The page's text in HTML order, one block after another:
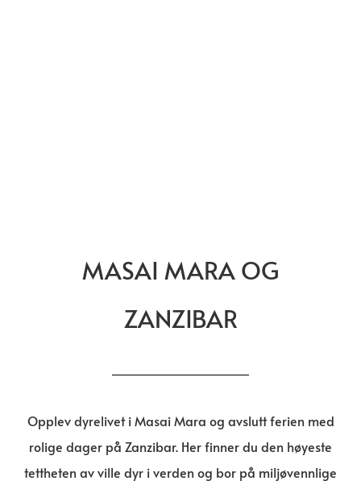
MASAI MARA OG
ZANZIBAR
Opplev dyrelivet i Masai Mara og avslutt ferien med
rolige dager på Zanzibar. Her finner du den høyeste
tettheten av ville dyr i verden og bor på miljøvennlige